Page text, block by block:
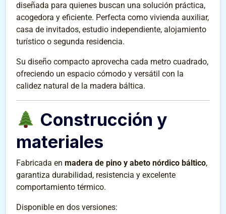
diseñada para quienes buscan una solución práctica,
acogedora y eficiente. Perfecta como vivienda auxiliar,
casa de invitados, estudio independiente, alojamiento
turístico o segunda residencia.
Su diseño compacto aprovecha cada metro cuadrado,
ofreciendo un espacio cómodo y versátil con la
calidez natural de la madera báltica.
Construcción y
materiales
Fabricada en madera de pino y abeto nórdico báltico,
garantiza durabilidad, resistencia y excelente
comportamiento térmico.
Disponible en dos versiones: